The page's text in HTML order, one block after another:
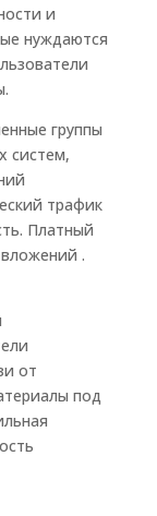
и
нуждаются
группы
систем,
трафик
Платный
.
от
под